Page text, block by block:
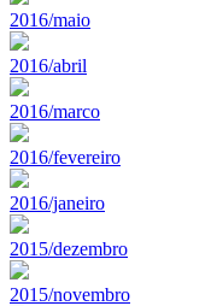
2016/maio
2016/abril
2016/marco
2016/fevereiro
2016/janeiro
2015/dezembro
2015/novembro